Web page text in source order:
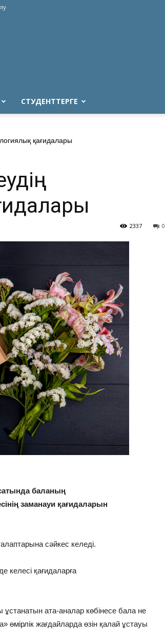
СТУДЕНТТЕРГЕ
қағидалары
0
2337
баланың
заманауи қағидаларын
сәйкес келеді.
келесі қағидаларға
ұстанатын ата-аналар көбінесе бала не
өмірлік жағдайларда өзін қалай ұстауы